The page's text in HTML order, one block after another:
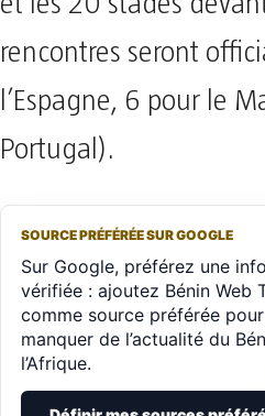
rencontres seront
l’Espagne, 6 pour le
Portugal).
SOURCE PRÉFÉRÉE SUR GOOGLE
Sur Google, préférez une
vérifiée : ajoutez Bénin Web
comme source préférée
manquer de l’actualité du
l’Afrique.